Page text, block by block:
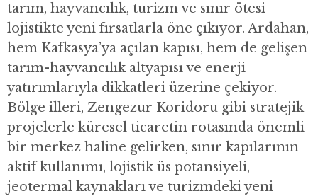
tarım, hayvancılık, turizm ve sınır ötesi
lojistikte yeni fırsatlarla öne çıkıyor. Ardahan,
hem Kafkasya’ya açılan kapısı, hem de gelişen
tarım-hayvancılık altyapısı ve enerji
yatırımlarıyla dikkatleri üzerine çekiyor.
Bölge illeri, Zengezur Koridoru gibi stratejik
projelerle küresel ticaretin rotasında önemli
bir merkez haline gelirken, sınır kapılarının
aktif kullanımı, lojistik üs potansiyeli,
jeotermal kaynakları ve turizmdeki yeni